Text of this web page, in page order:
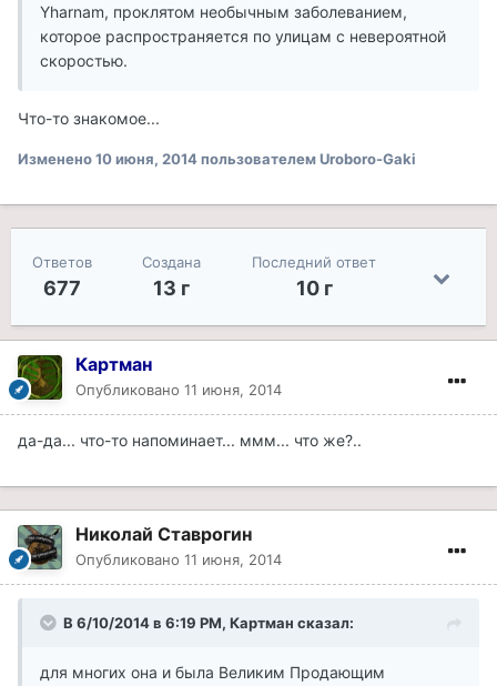
Yharnam, проклятом необычным заболеванием,
которое распространяется по улицам с невероятной
скоростью.
Что-то знакомое...
Изменено10 июня, 2014пользователем Uroboro-Gaki
Ответов
677
Создана
13 г
Последний ответ
10 г
Картман
Опубликовано 11 июня, 2014
да-да... что-то напоминает... ммм... что же?..
Николай Ставрогин
Опубликовано 11 июня, 2014
В 6/10/2014 в 6:19 PM, Картман сказал:
для многих она и была Великим Продающим